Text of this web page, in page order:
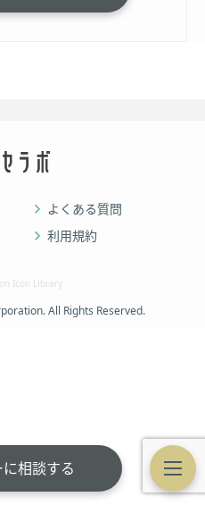
相談する
よくある質問
利用規約
Icon Library
All Rights Reserved.